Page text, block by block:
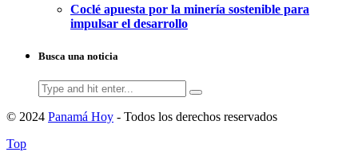
Coclé apuesta por la minería sostenible para
impulsar el desarrollo
Busca una noticia
Search
for:
© 2024 Panamá Hoy - Todos los derechos reservados
Top